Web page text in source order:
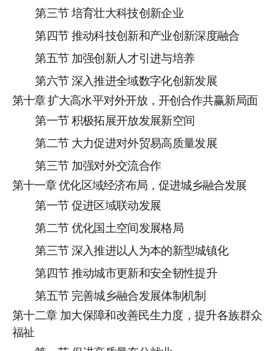
第三节 培育壮大科技创新企业
第四节 推动科技创新和产业创新深度融合
第五节 加强创新人才引进与培养
第六节 深入推进全域数字化创新发展
第十章扩大高水平对外开放，开创合作共赢新局面
第一节 积极拓展开放发展新空间
第二节 大力促进对外贸易高质量发展
第三节 加强对外交流合作
第十一章优化区域经济布局，促进城乡融合发展
第一节 促进区域联动发展
第二节 优化国土空间发展格局
第三节 深入推进以人为本的新型城镇化
第四节 推动城市更新和安全韧性提升
第五节 完善城乡融合发展体制机制
第十二章 加大保障和改善民生力度，提升各族群众
福祉